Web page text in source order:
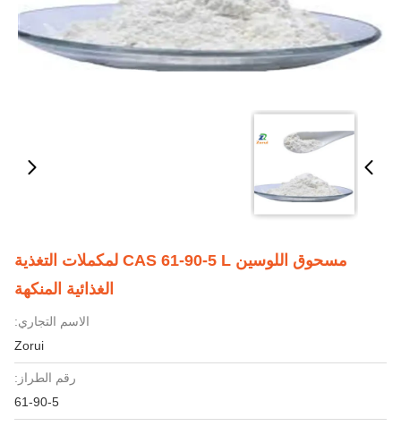
مسحوق اللوسين CAS 61-90-5 L لمكملات التغذية
الغذائية المنكهة
الاسم التجاري:
Zorui
رقم الطراز:
61-90-5